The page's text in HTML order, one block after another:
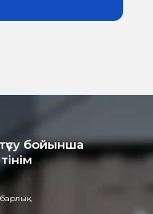
бойынша